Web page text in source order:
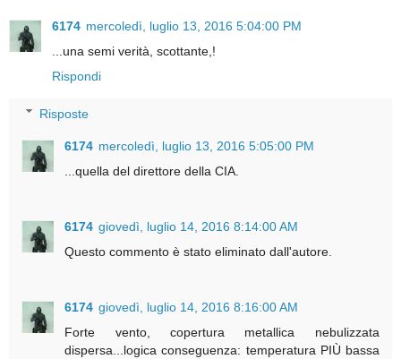
6174 mercoledì, luglio 13, 2016 5:04:00 PM
...una semi verità, scottante,!
Rispondi
Risposte
6174 mercoledì, luglio 13, 2016 5:05:00 PM
...quella del direttore della CIA.
6174 giovedì, luglio 14, 2016 8:14:00 AM
Questo commento è stato eliminato dall'autore.
6174 giovedì, luglio 14, 2016 8:16:00 AM
Forte vento, copertura metallica nebulizzata
dispersa...logica conseguenza: temperatura PIÙ bassa